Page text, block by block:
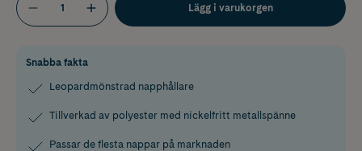
Lägg i varukorgen
Snabba fakta
Leopardmönstrad napphållare
Tillverkad av polyester med nickelfritt metallspänne
Passar de flesta nappar på marknaden